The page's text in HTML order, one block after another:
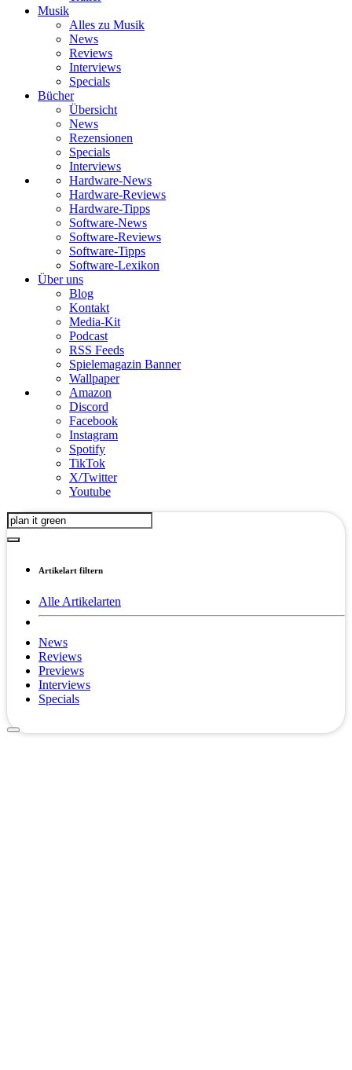
Musik
Alles zu Musik
News
Reviews
Interviews
Specials
Bücher
Übersicht
News
Rezensionen
Specials
Interviews
Hardware-News
Hardware-Reviews
Hardware-Tipps
Software-News
Software-Reviews
Software-Tipps
Software-Lexikon
Über uns
Blog
Kontakt
Media-Kit
Podcast
RSS Feeds
Spielemagazin Banner
Wallpaper
Amazon
Discord
Facebook
Instagram
Spotify
TikTok
X/Twitter
Youtube
Artikelart filtern
Alle Artikelarten
News
Reviews
Previews
Interviews
Specials